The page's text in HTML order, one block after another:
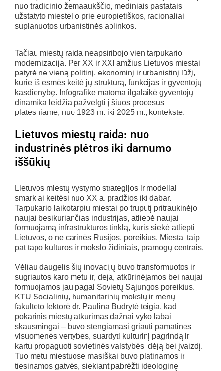
nuo tradicinio žemaaukščio, mediniais pastatais
užstatyto miestelio prie europietiškos, racionaliai
suplanuotos urbanistinės aplinkos.
Tačiau miestų raida neapsiribojo vien tarpukario
modernizacija. Per XX ir XXI amžius Lietuvos miestai
patyrė ne vieną politinį, ekonominį ir urbanistinį lūžį,
kurie iš esmės keitė jų struktūrą, funkcijas ir gyventojų
kasdienybę. Infografike matoma ilgalaikė gyventojų
dinamika leidžia pažvelgti į šiuos procesus
platesniame, nuo 1923 m. iki 2025 m., kontekste.
Lietuvos miestų raida: nuo
industrinės plėtros iki darnumo
iššūkių
Lietuvos miestų vystymo strategijos ir modeliai
smarkiai keitėsi nuo XX a. pradžios iki dabar.
Tarpukario laikotarpiu miestai po truputį pritraukinėjo
naujai besikuriančias industrijas, atliepė naujai
formuojamą infrastruktūros tinklą, kuris siekė atliepti
Lietuvos, o ne carinės Rusijos, poreikius. Miestai taip
pat tapo kultūros ir mokslo židiniais, pramogų centrais.
Vėliau daugelis šių inovacijų buvo transformuotos ir
sugriautos karo metu ir, deja, atkūrinėjamos bei naujai
formuojamos jau pagal Sovietų Sąjungos poreikius.
KTU Socialinių, humanitarinių mokslų ir menų
fakulteto lektorė dr. Paulina Budrytė teigia, kad
pokarinis miestų atkūrimas dažnai vyko labai
skausmingai – buvo stengiamasi griauti pamatines
visuomenės vertybes, suardyti kultūrinį pagrindą ir
kartu propaguoti sovietinės valstybės idėją bei įvaizdį.
Tuo metu miestuose masiškai buvo platinamos ir
tiesinamos gatvės, siekiant pabrėžti ideologinę